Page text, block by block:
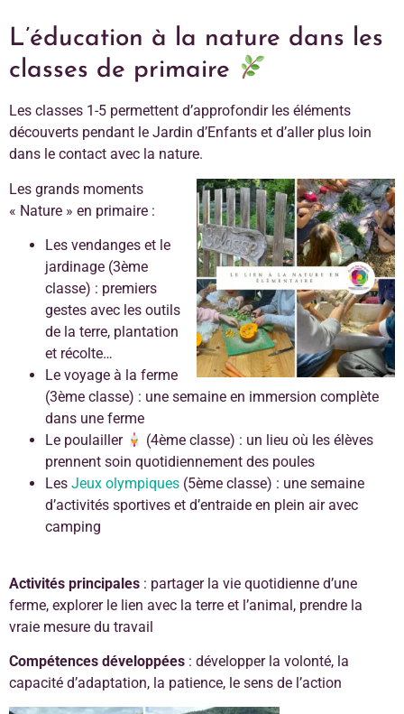
L’éducation à la nature dans les
classes de primaire
Les classes 1-5 permettent d’approfondir les éléments
découverts pendant le Jardin d’Enfants et d’aller plus loin
dans le contact avec la nature.
Les grands moments
« Nature » en primaire :
Les vendanges et le
jardinage (3ème
classe) : premiers
gestes avec les outils
de la terre, plantation
et récolte…
Le voyage à la ferme
(3ème classe) : une semaine en immersion complète
dans une ferme
Le poulailler
(4ème classe) : un lieu où les élèves
prennent soin quotidiennement des poules
Les Jeux olympiques (5ème classe) : une semaine
d’activités sportives et d’entraide en plein air avec
camping
Activités principales : partager la vie quotidienne d’une
ferme, explorer le lien avec la terre et l’animal, prendre la
vraie mesure du travail
Compétences développées : développer la volonté, la
capacité d’adaptation, la patience, le sens de l’action